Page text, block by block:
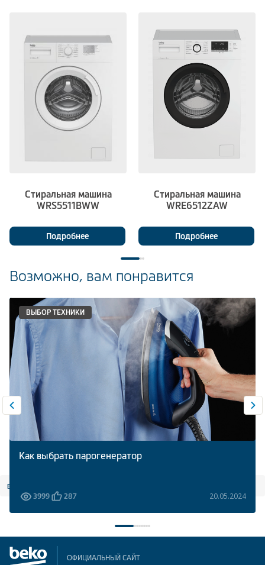
Стиральная машина
WRS5511BWW
Подробнее
Стиральная машина
WRE6512ZAW
Подробнее
Возможно, вам понравится
все статьи
ВЫБОР ТЕХНИКИ
Как выбрать парогенератор
3999 287 20.05.2024
ОФИЦИАЛЬНЫЙ САЙТ